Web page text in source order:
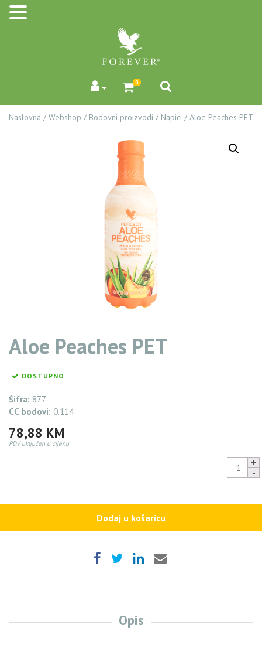
0
Naslovna / Webshop / Bodovni proizvodi / Napici / Aloe Peaches PET
Aloe Peaches PET
DOSTUPNO
Šifra: 877
CC bodovi: 0.114
78,88 KM
PDV uključen u cijenu
Aloe
Peaches
Dodaj u košaricu
Opis